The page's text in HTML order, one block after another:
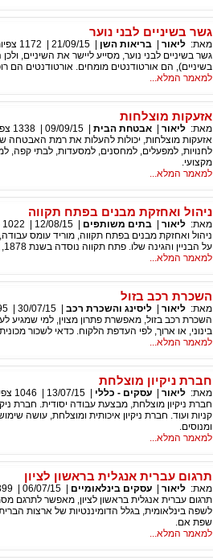
גשר בשיניים לבני נוער
מאת: ליאור בריאות השן 21/09/15
1172
גשר בשיניים לבני נוער, מסייע ליישר את השיניים,
בשיניים), הם אורטודנטים מומחים. אורטודנטים הם
למאמר המלא...
אזעקות מוצלחות
מאת: ליאור אבטחת הבית 09/09/15
1338
אזעקות מוצלחות, יכולות להעלות את רמת האבטחה
לחנויות, למפעלים, למחסנים, למסעדות, לבתי קפה,
מקצועי.
למאמר המלא...
ניהול ואחזקת מבנים בפתח תקווה
מאת: ליאור בתים משותפים 12/08/15
1022
ניהול ואחזקת מבנים בפתח תקווה, מוריד עומס
על הבניין והגינה שלו. פתח תקווה נוסדה בשנת 1878, כמושבה והיא קרויה גם בשם - אם המושבות.
למאמר המלא...
השכרת רכב בזול
מאת: ליאור ליסינג והשכרת רכב 30/07/15
השכרת רכב בזול, מאפשרת פתרון מצוין, למי שמגיע
בינוני, או ארוך, לפי העדפת הלקוח. כדאי לשכור
למאמר המלא...
חברת ניקיון מוצלחת
מאת: ליאור עסקים - כללי 13/07/15
1046
חברת ניקיון מוצלחת, מבצעת עבודה יסודית. חברת
קניות ועוד. חברת ניקיון איכותית ומוצלחת, עושה
ומנוסים.
למאמר המלא...
תרגום עברית אנגלית בראשון לציון
מאת: ליאור עסקים בינלאומיים 06/07/15
תרגום עברית אנגלית בראשון לציון, מאפשר לתרגם
שפת אם.
למאמר המלא...